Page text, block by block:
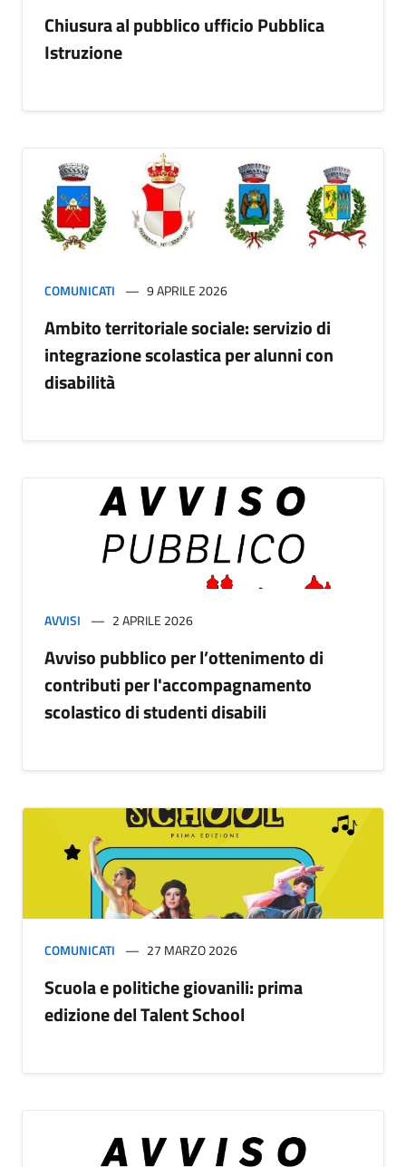
Chiusura al pubblico ufficio Pubblica
Istruzione
COMUNICATI 9 APRILE 2026
Ambito territoriale sociale: servizio di
integrazione scolastica per alunni con
disabilità
AVVISI 2 APRILE 2026
Avviso pubblico per l’ottenimento di
contributi per l'accompagnamento
scolastico di studenti disabili
COMUNICATI 27 MARZO 2026
Scuola e politiche giovanili: prima
edizione del Talent School